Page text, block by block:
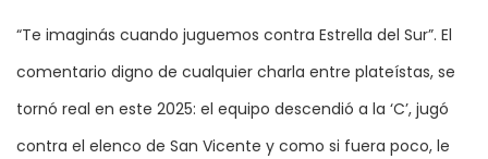
“Te imaginás cuando juguemos contra Estrella del Sur”. El
comentario digno de cualquier charla entre plateístas, se
tornó real en este 2025: el equipo descendió a la ‘C’, jugó
contra el elenco de San Vicente y como si fuera poco, le